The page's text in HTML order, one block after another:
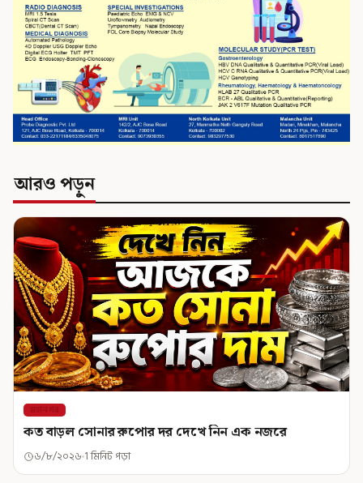
আরও পড়ুন
মহানগর
কত বাড়ল সোনার রুপোর দর দেখে নিন এক নজরে
৬/৮/২০২৬ 1 মিনিট পড়া